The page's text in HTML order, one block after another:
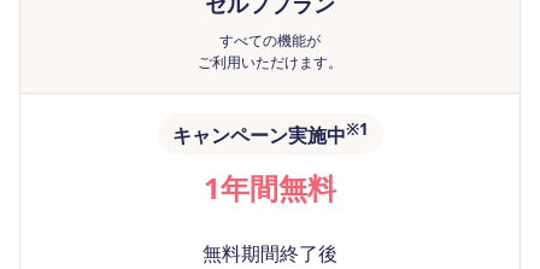
すべての機能が
ご利用いただけます。
キャンペーン実施中※1
1年間無料
無料期間終了後